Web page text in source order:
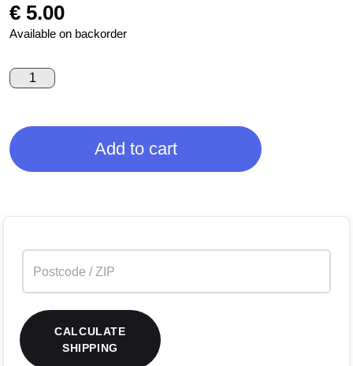
€ 5.00
Available on backorder
Add to cart
CALCULATE
SHIPPING